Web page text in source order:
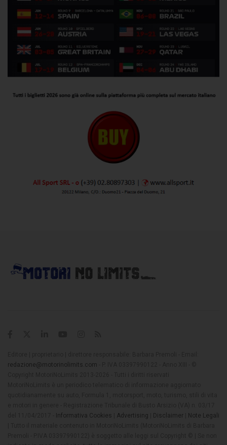
redazione@motorinolimits.com
Informativa Cookies Advertising Disclaimer
Note Legali